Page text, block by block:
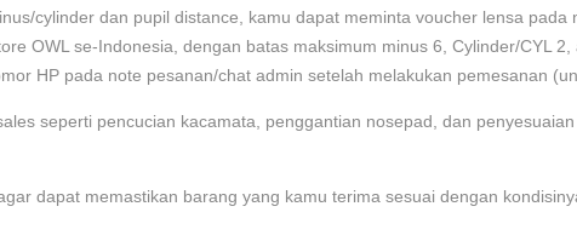
cylinder dan pupil distance, kamu dapat meminta voucher lensa
OWL se-Indonesia, dengan batas maksimum minus 6, Cylinder/CYL
HP pada note pesanan/chat admin setelah melakukan pemesanan
seperti pencucian kacamata, penggantian nosepad, dan
dapat memastikan barang yang kamu terima sesuai dengan